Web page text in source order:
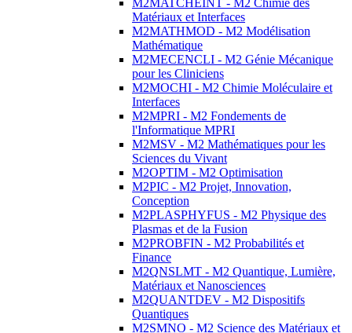
M2MATCHEINT - M2 Chimie des
Matériaux et Interfaces
M2MATHMOD - M2 Modélisation
Mathématique
M2MECENCLI - M2 Génie Mécanique
pour les Cliniciens
M2MOCHI - M2 Chimie Moléculaire et
Interfaces
M2MPRI - M2 Fondements de
l'Informatique MPRI
M2MSV - M2 Mathématiques pour les
Sciences du Vivant
M2OPTIM - M2 Optimisation
M2PIC - M2 Projet, Innovation,
Conception
M2PLASPHYFUS - M2 Physique des
Plasmas et de la Fusion
M2PROBFIN - M2 Probabilités et
Finance
M2QNSLMT - M2 Quantique, Lumière,
Matériaux et Nanosciences
M2QUANTDEV - M2 Dispositifs
Quantiques
M2SMNO - M2 Science des Matériaux et